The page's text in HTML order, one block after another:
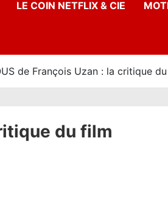
LE COIN NETFLIX & CIE
de François Uzan : la critique
du film